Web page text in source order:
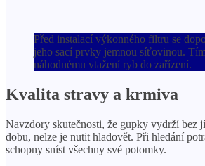
Před instalací výkonného filtru se
jeho sací prvky jemnou síťovinou.
náhodnému vtažení ryb do zařízení.
Kvalita stravy a krmiva
Navzdory skutečnosti, že gupky vydrží bez
dobu, nelze je nutit hladovět. Při hledání
schopny sníst všechny své potomky.